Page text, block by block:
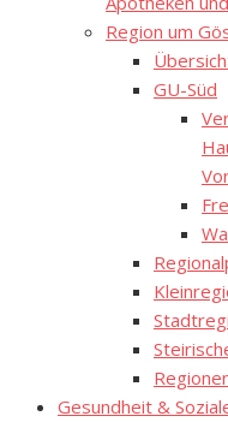
Region um
GU-Süd
Gesundheit &